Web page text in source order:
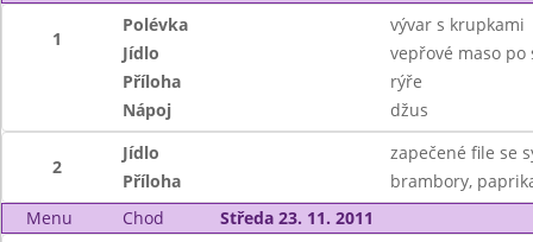
1
Polévka
vývar s krupkami
Jídlo
vepřové maso po
Příloha
rýře
Nápoj
džus
2
Jídlo
zapečené file se
Příloha
brambory,
Menu
Chod Středa 23. 11. 2011